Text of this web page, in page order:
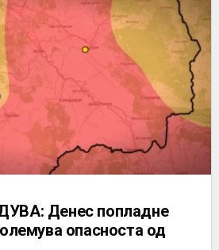
Денес попладне
опасноста од